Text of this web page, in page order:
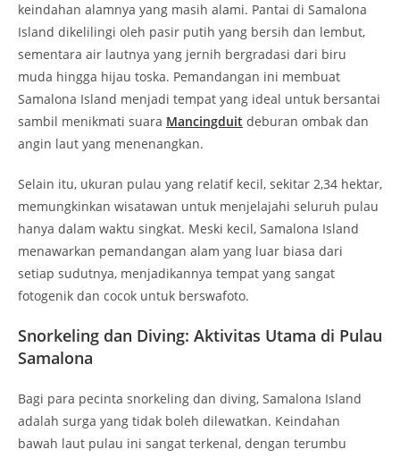
keindahan alamnya yang masih alami. Pantai di Samalona
Island dikelilingi oleh pasir putih yang bersih dan lembut,
sementara air lautnya yang jernih bergradasi dari biru
muda hingga hijau toska. Pemandangan ini membuat
Samalona Island menjadi tempat yang ideal untuk bersantai
sambil menikmati suara Mancingduit deburan ombak dan
angin laut yang menenangkan.
Selain itu, ukuran pulau yang relatif kecil, sekitar 2,34 hektar,
memungkinkan wisatawan untuk menjelajahi seluruh pulau
hanya dalam waktu singkat. Meski kecil, Samalona Island
menawarkan pemandangan alam yang luar biasa dari
setiap sudutnya, menjadikannya tempat yang sangat
fotogenik dan cocok untuk berswafoto.
Snorkeling dan Diving: Aktivitas Utama di Pulau
Samalona
Bagi para pecinta snorkeling dan diving, Samalona Island
adalah surga yang tidak boleh dilewatkan. Keindahan
bawah laut pulau ini sangat terkenal, dengan terumbu